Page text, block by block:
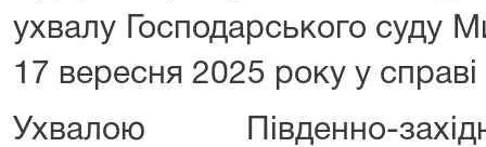
ухвалу Господарського суду
17 вересня 2025 року у
Ухвалою Південно-